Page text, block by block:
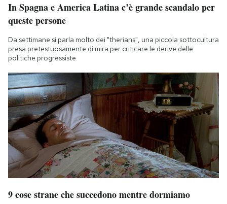
In Spagna e America Latina c’è grande scandalo per
queste persone
Da settimane si parla molto dei "therians", una piccola sottocultura
presa pretestuosamente di mira per criticare le derive delle
politiche progressiste
9 cose strane che succedono mentre dormiamo